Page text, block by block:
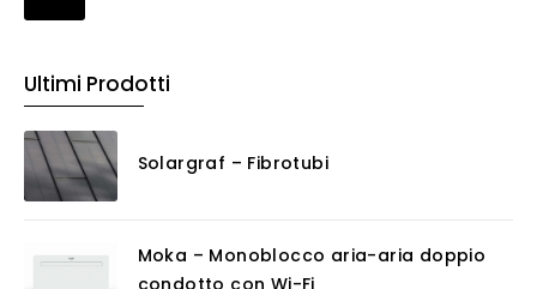
Ultimi Prodotti
Solargraf – Fibrotubi
Moka – Monoblocco aria-aria doppio